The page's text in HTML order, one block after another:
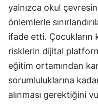
yalnızca okul
önlemlerle
ifade etti. Çocukların
risklerin dijital
eğitim ortamından
sorumluluklarına
alınması gerektiğini